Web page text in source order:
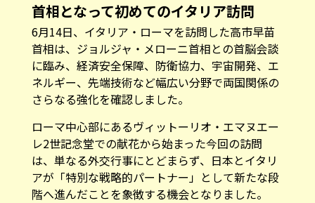
首相となって初めてのイタリア訪問
6月14日、イタリア・ローマを訪問した高市早苗
首相は、ジョルジャ・メローニ首相との首脳会談
に臨み、経済安全保障、防衛協力、宇宙開発、エ
ネルギー、先端技術など幅広い分野で両国関係の
さらなる強化を確認しました。
ローマ中心部にあるヴィットーリオ・エマヌエー
レ2世記念堂での献花から始まった今回の訪問
は、単なる外交行事にとどまらず、日本とイタリ
アが「特別な戦略的パートナー」として新たな段
階へ進んだことを象徴する機会となりました。